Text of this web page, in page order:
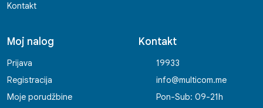
Kontakt
Moj nalog
Prijava
Registracija
Moje porudžbine
Kontakt
19933
info@multicom.me
Pon-Sub: 09-21h